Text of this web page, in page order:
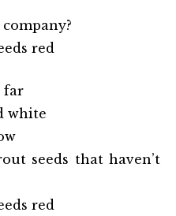
red
far
white
seeds that haven’t
red